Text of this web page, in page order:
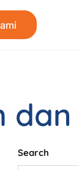
Search